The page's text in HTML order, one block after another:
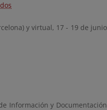
y virtual, 17 - 19 de junio
Información y Documentación